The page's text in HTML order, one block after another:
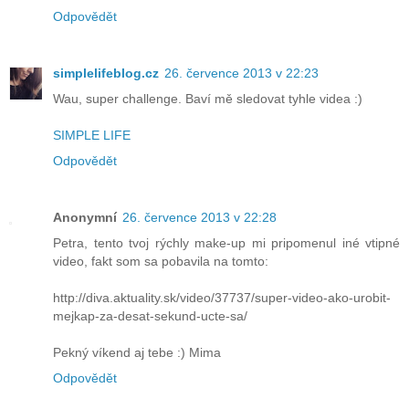
Odpovědět
simplelifeblog.cz 26. července 2013 v 22:23
Wau, super challenge. Baví mě sledovat tyhle videa :)
SIMPLE LIFE
Odpovědět
Anonymní 26. července 2013 v 22:28
Petra, tento tvoj rýchly make-up mi pripomenul iné vtipné
video, fakt som sa pobavila na tomto:
http://diva.aktuality.sk/video/37737/super-video-ako-urobit-
mejkap-za-desat-sekund-ucte-sa/
Pekný víkend aj tebe :) Mima
Odpovědět